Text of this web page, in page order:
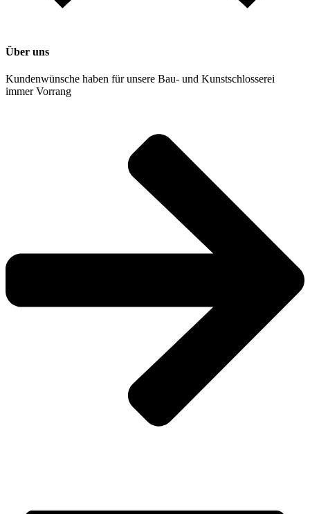
Über uns
Kun­den­wün­sche haben für unse­re Bau- und Kunst­schlos­se­rei
immer Vor­rang